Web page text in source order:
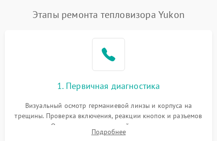
Этапы ремонта тепловизора Yukon
1. Первичная диагностика
Визуальный осмотр германиевой линзы и корпуса на
трещины. Проверка включения, реакции кнопок и разъемов
зарядки. Оценка вывода тепловой сигнатуры на экран,
проверка базовых функций и считывание системных
Подробнее